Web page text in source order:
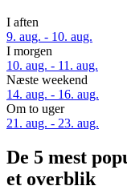
I aften
9. aug. - 10. aug.
I morgen
10. aug. - 11. aug.
Næste weekend
14. aug. - 16. aug.
Om to uger
21. aug. - 23. aug.
De 5 mest
et overblik